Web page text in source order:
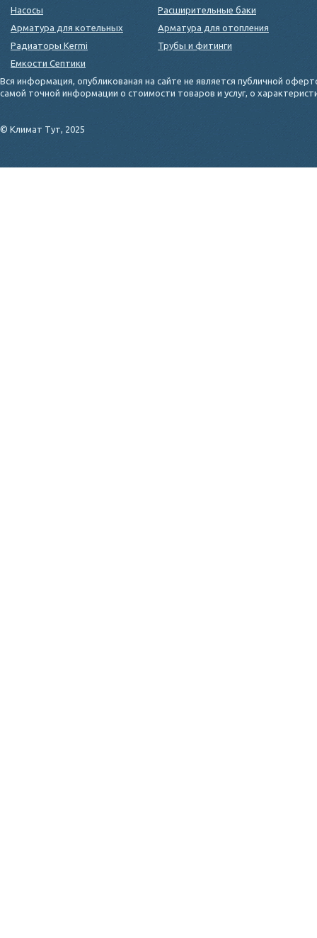
Насосы
Расширительные баки
Арматура для котельных
Арматура для отопления
Радиаторы Kermi
Трубы и фитинги
Емкости Септики
Вся информация, опубликованая на сайте не является публичной
самой точной информации о стоимости товаров и услуг, о
© Климат Тут, 2025